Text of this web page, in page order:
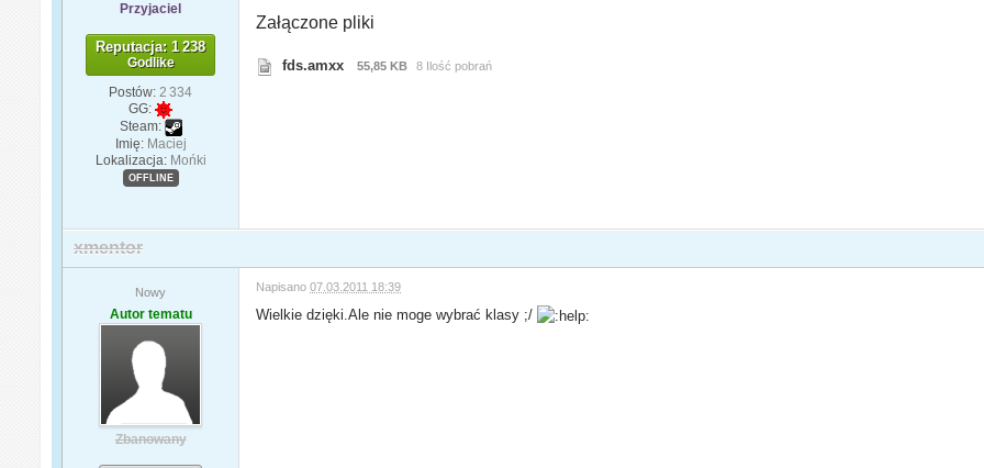
Przyjaciel
Reputacja: 1 238
Godlike
Postów: 2 334
GG:
Steam:
Imię: Maciej
Lokalizacja: Mońki
OFFLINE
Załączone pliki
fds.amxx 55,85 KB 8 Ilość pobrań
xmentor
Nowy
Autor tematu
Zbanowany
Napisano07.03.2011 18:39
Wielkie dzięki.Ale nie moge wybrać klasy ;/